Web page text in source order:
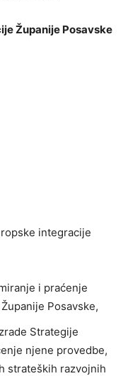
Županije Posavske
integracije
i praćenje
Posavske,
Strategije
njene provedbe,
strateških razvojnih